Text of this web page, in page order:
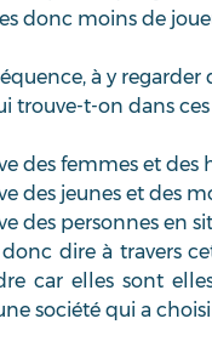
donc moins de
à y
trouve-t-on dans
des femmes et des
des jeunes et des
des personnes en
donc dire à travers
car elles sont
société qui a